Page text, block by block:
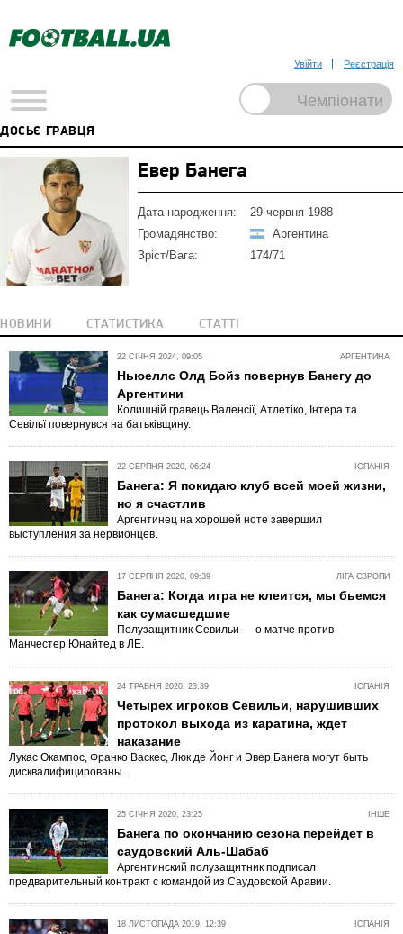
Увійти Реєстрація
ДОСЬЄ ГРАВЦЯ
Евер Банега
Дата народження:
29 червня 1988
Громадянство:
Аргентина
Зріст/Вага:
174/71
НОВИНИ СТАТИСТИКА СТАТТІ
АРГЕНТИНА
22 СІЧНЯ 2024, 09:05
Ньюеллс Олд Бойз повернув Банегу до
Аргентини
Колишній гравець Валенсії, Атлетіко, Інтера та
Севільї повернувся на батьківщину.
ІСПАНІЯ
22 СЕРПНЯ 2020, 06:24
Банега: Я покидаю клуб всей моей жизни,
но я счастлив
Аргентинец на хорошей ноте завершил
выступления за нервионцев.
ЛІГА ЄВРОПИ
17 СЕРПНЯ 2020, 09:39
Банега: Когда игра не клеится, мы бьемся
как сумасшедшие
Полузащитник Севильи — о матче против
Манчестер Юнайтед в ЛЕ.
ІСПАНІЯ
24 ТРАВНЯ 2020, 23:39
Четырех игроков Севильи, нарушивших
протокол выхода из каратина, ждет
наказание
Лукас Окампос, Франко Васкес, Люк де Йонг и Эвер Банега могут быть
дисквалифицированы.
ІНШЕ
25 СІЧНЯ 2020, 23:25
Банега по окончанию сезона перейдет в
саудовский Аль-Шабаб
Аргентинский полузащитник подписал
предварительный контракт с командой из Саудовской Аравии.
ІСПАНІЯ
18 ЛИСТОПАДА 2019, 12:39